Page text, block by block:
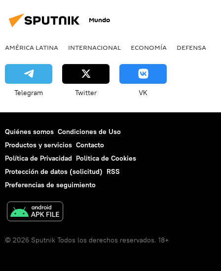
Mundo
AMÉRICA LATINA INTERNACIONAL ECONOMÍA DEFENSA
Telegram Twitter VK
Quiénes somos Condiciones de Uso
Productos y servicios Contacto
Política de Privacidad Politica de Cookies
Protección de datos (solicitud) RSS
Preferencias de seguimiento
© 2026 Sputnik Todos los derechos reservados. 18+